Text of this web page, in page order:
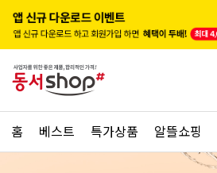
홈 베스트 특가상품 알뜰쇼핑